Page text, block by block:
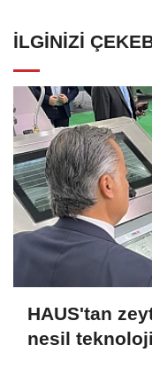
İLGINIZI
HAUS'tan
nesil